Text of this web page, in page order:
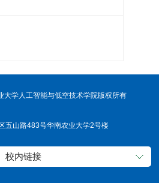
大学人工智能与低空技术学院版权所有
五山路483号华南农业大学2号楼
校内链接